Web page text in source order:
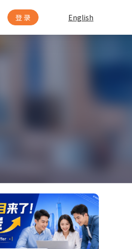
登 录 English